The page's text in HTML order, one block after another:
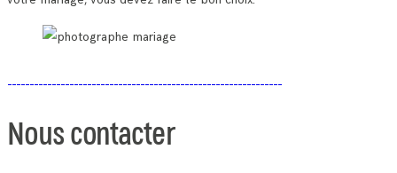
Nous contacter